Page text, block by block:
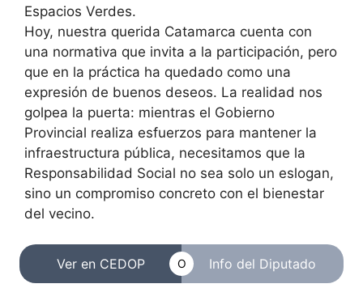
Espacios Verdes.
Hoy, nuestra querida Catamarca cuenta con
una normativa que invita a la participación, pero
que en la práctica ha quedado como una
expresión de buenos deseos. La realidad nos
golpea la puerta: mientras el Gobierno
Provincial realiza esfuerzos para mantener la
infraestructura pública, necesitamos que la
Responsabilidad Social no sea solo un eslogan,
sino un compromiso concreto con el bienestar
del vecino.
Ver en CEDOP O Info del Diputado